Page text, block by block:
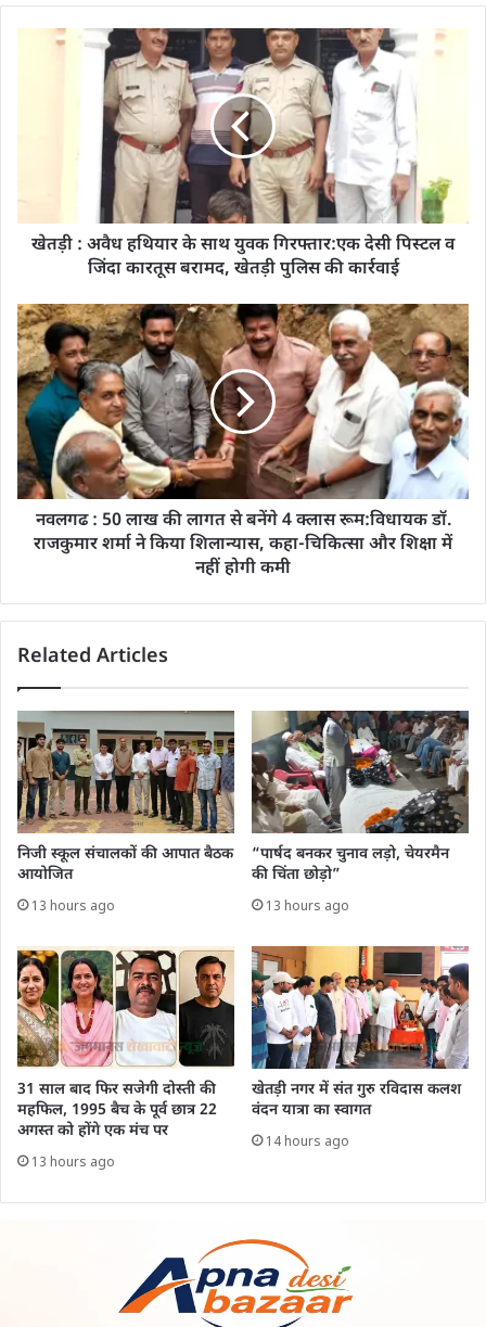
खेतड़ी : अवैध हथियार के साथ युवक गिरफ्तार:एक देसी पिस्टल व
जिंदा कारतूस बरामद, खेतड़ी पुलिस की कार्रवाई
नवलगढ : 50 लाख की लागत से बनेंगे 4 क्लास रूम:विधायक डॉ.
राजकुमार शर्मा ने किया शिलान्यास, कहा-चिकित्सा और शिक्षा में
नहीं होगी कमी
Related Articles
निजी स्कूल संचालकों की आपात बैठक
आयोजित
13 hours ago
“पार्षद बनकर चुनाव लड़ो, चेयरमैन
की चिंता छोड़ो”
13 hours ago
31 साल बाद फिर सजेगी दोस्ती की
महफिल, 1995 बैच के पूर्व छात्र 22
अगस्त को होंगे एक मंच पर
13 hours ago
खेतड़ी नगर में संत गुरु रविदास कलश
वंदन यात्रा का स्वागत
14 hours ago